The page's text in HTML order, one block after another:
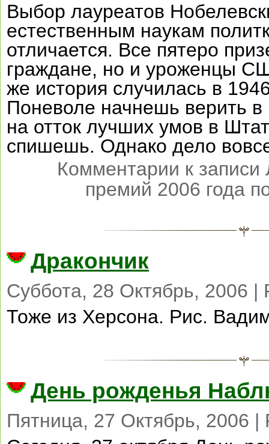
Выбор лауреатов
естественным наукам
отличается. Все пятеро
граждане, но и уроженцы
же история случилась в
Поневоле начнешь верить в
на отток лучших умов в
спишешь. Однако дело
Комментарии к
премий 2006 года
Дракончик
Суббота, 28 Октябрь, 2006 |
Тоже из Херсона. Рис.
День рожденья
Пятница, 27 Октябрь, 2006 |